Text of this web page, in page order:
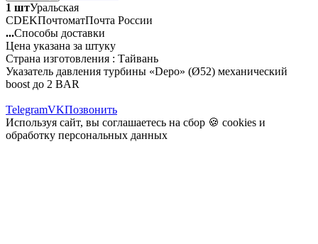
1 штУральская
CDEKПочтоматПочта России
...Способы доставки
Цена указана за штуку
Страна изготовления : Тайвань
Указатель давления турбины «Depo» (Ø52) механический
boost до 2 BAR
TelegramVKПозвонить
Используя сайт, вы соглашаетесь на сбор 🍪 cookies и
обработку персональных данных